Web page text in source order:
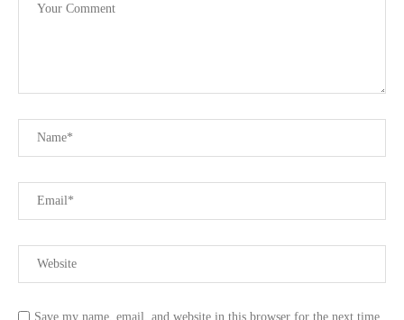
Save my name, email, and website in this browser for the next time